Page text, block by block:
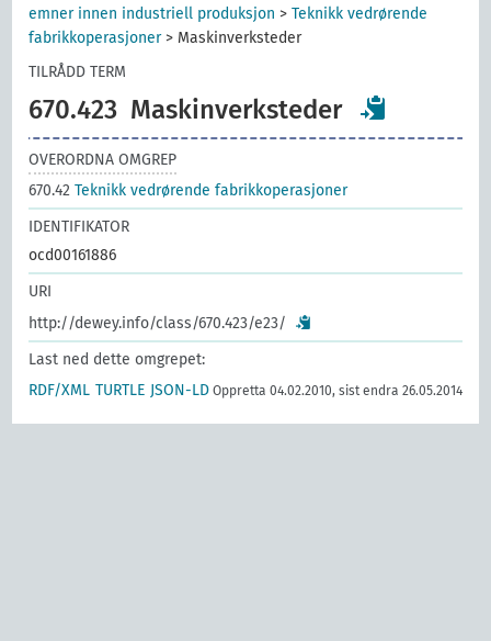
emner innen industriell produksjon >Teknikk vedrørende
fabrikkoperasjoner> Maskinverksteder
TILRÅDD TERM
670.423 Maskinverksteder
OVERORDNA OMGREP
670.42Teknikk vedrørende fabrikkoperasjoner
IDENTIFIKATOR
ocd00161886
URI
http://dewey.info/class/670.423/e23/
Last ned dette omgrepet:
RDF/XML TURTLE JSON-LD Oppretta 04.02.2010, sist endra 26.05.2014